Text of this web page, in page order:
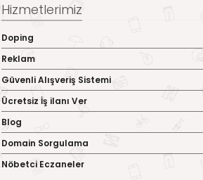
Hizmetlerimiz
Doping
Reklam
Güvenli Alışveriş Sistemi
Ücretsiz İş ilanı Ver
Blog
Domain Sorgulama
Nöbetci Eczaneler